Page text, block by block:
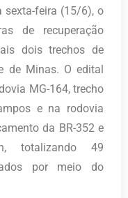
sexta-feira (15/6), o
de recuperação
dois trechos de
de Minas. O edital
MG-164, trecho
e na rodovia
da BR-352 e
totalizando 49
por meio do